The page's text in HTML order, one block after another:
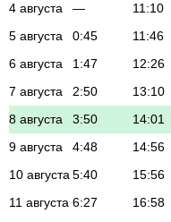
4 августа
— 11:10
5 августа
0:45 11:46
6 августа
1:47 12:26
7 августа
2:50 13:10
8 августа
3:50 14:01
9 августа
4:48 14:56
10 августа 5:40 15:56
11 августа 6:27 16:58